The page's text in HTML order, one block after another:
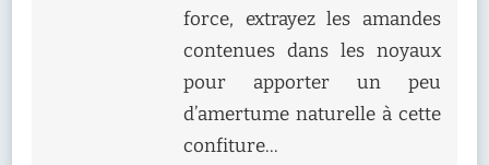
force, extrayez les amandes
contenues dans les noyaux
pour apporter un peu
d’amertume naturelle à cette
confiture…